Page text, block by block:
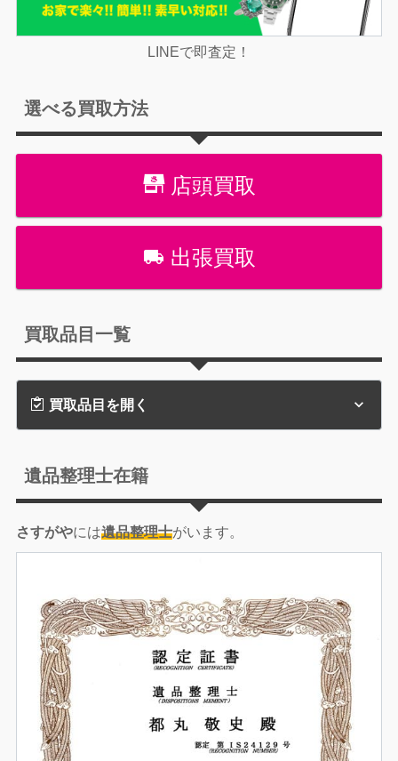
LINEで即査定！
選べる買取方法
店頭買取
出張買取
買取品目一覧
買取品目を開く
遺品整理士在籍
さすがやには遺品整理士がいます。